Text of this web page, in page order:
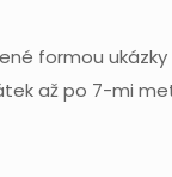
formou
až po 7-mi